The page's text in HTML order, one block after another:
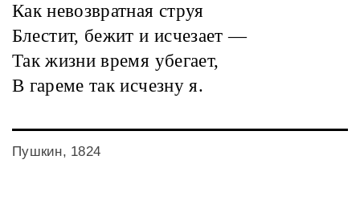
Как невозвратная струя
Блестит, бежит и исчезает —
Так жизни время убегает,
В гареме так исчезну я.
Пушкин, 1824